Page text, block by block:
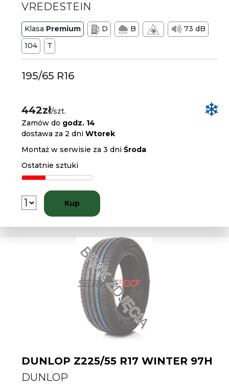
VREDESTEIN
Klasa Premium D B
73 dB
104
T
195/65 R16
442zł/szt.
Zamów do godz. 14
dostawa za 2 dniWtorek
Montaż w serwisie za 3 dniŚroda
Ostatnie sztuki
Kup
DUNLOP Z225/55 R17 WINTER 97H
DUNLOP